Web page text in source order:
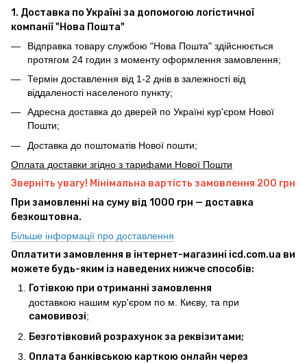
1. Доставка по Україні за допомогою логістичної
компанії "Нова Пошта"
Відправка товару службою "Нова Пошта" здійснюється
протягом 24 годин з моменту оформлення замовлення;
Термін доставлення від 1-2 днів в залежності від
віддаленості населеного пункту;
Адресна доставка до дверей по Україні кур'єром Нової
Пошти;
Доставка до поштоматів Нової пошти;
Оплата доставки згідно з тарифами Нової Пошти
Зверніть увагу! Мінімальна вартість замовлення 200 грн
При замовленні на суму від 1000 грн — доставка
безкоштовна.
Більше інформації про доставлення
Оплатити замовлення в інтернет-магазині icd.com.ua ви
можете будь-яким із наведених нижче способів:
Готівкою при отриманні замовлення
доставкою нашим кур'єром по м. Києву, та при
самовивозі;
Безготівковий розрахунок за реквізитами;
Оплата банківською карткою онлайн через